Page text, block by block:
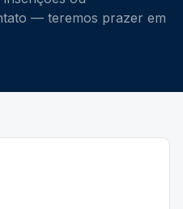
— teremos prazer em